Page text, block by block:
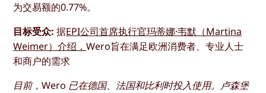
为交易额的0.77%。
目标受众: 据EPI公司首席执行官玛蒂娜·韦默（Martina
Weimer）介绍，Wero旨在满足欧洲消费者、专业人士
和商户的需求
目前，Wero 已在德国、法国和比利时投入使用。卢森堡